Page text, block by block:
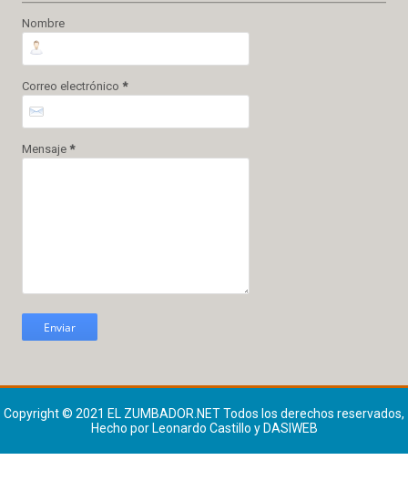
Nombre
Correo electrónico *
Mensaje *
Copyright © 2021 EL ZUMBADOR.NETTodos los derechos reservados,
Hecho por Leonardo Castillo y DASIWEB